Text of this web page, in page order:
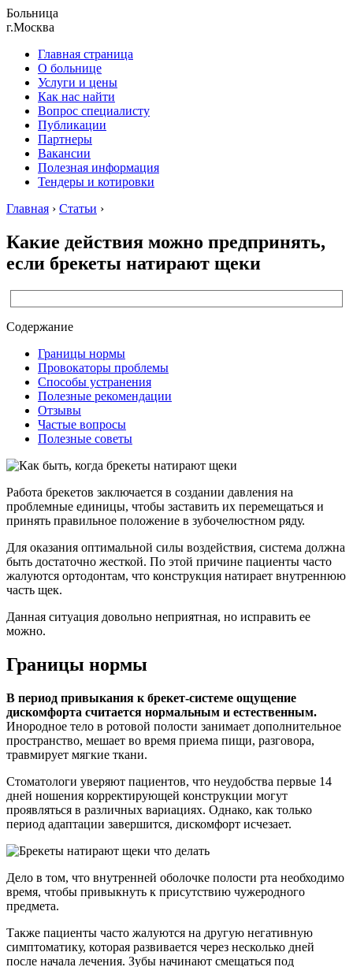
Больница
г.Москва
Главная страница
О больнице
Услуги и цены
Как нас найти
Вопрос специалисту
Публикации
Партнеры
Вакансии
Полезная информация
Тендеры и котировки
Главная › Статьи ›
Какие действия можно предпринять,
если брекеты натирают щеки
Содержание
Границы нормы
Провокаторы проблемы
Способы устранения
Полезные рекомендации
Отзывы
Частые вопросы
Полезные советы
Работа брекетов заключается в создании давления на
проблемные единицы, чтобы заставить их перемещаться и
принять правильное положение в зубочелюстном ряду.
Для оказания оптимальной силы воздействия, система должна
быть достаточно жесткой. По этой причине пациенты часто
жалуются ортодонтам, что конструкция натирает внутреннюю
часть щек.
Данная ситуация довольно неприятная, но исправить ее
можно.
Границы нормы
В период привыкания к брекет-системе ощущение
дискомфорта считается нормальным и естественным.
Инородное тело в ротовой полости занимает дополнительное
пространство, мешает во время приема пищи, разговора,
травмирует мягкие ткани.
Стоматологи уверяют пациентов, что неудобства первые 14
дней ношения корректирующей конструкции могут
проявляться в различных вариациях. Однако, как только
период адаптации завершится, дискомфорт исчезает.
Дело в том, что внутренней оболочке полости рта необходимо
время, чтобы привыкнуть к присутствию чужеродного
предмета.
Также пациенты часто жалуются на другую негативную
симптоматику, которая развивается через несколько дней
после начала лечения. Зубы начинают смещаться под